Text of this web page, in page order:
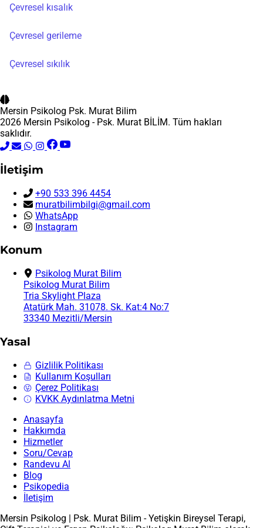
Çevresel kısalık
Çevresel gerileme
Çevresel sıkılık
Mersin Psikolog Psk. Murat Bilim
2026 Mersin Psikolog - Psk. Murat BİLİM. Tüm hakları
saklıdır.
İletişim
+90 533 396 4454
muratbilimbilgi@gmail.com
WhatsApp
Instagram
Konum
Psikolog Murat Bilim
Psikolog Murat Bilim
Tria Skylight Plaza
Atatürk Mah. 31078. Sk. Kat:4 No:7
33340 Mezitli/Mersin
Yasal
Gizlilik Politikası
Kullanım Koşulları
Çerez Politikası
KVKK Aydınlatma Metni
Anasayfa
Hakkımda
Hizmetler
Soru/Cevap
Randevu Al
Blog
Psikopedia
İletişim
Mersin Psikolog | Psk. Murat Bilim - Yetişkin Bireysel Terapi,